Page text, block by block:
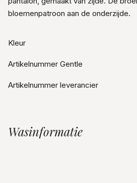
bloemenpatroon aan de onderzijde.
Kleur
Artikelnummer Gentle
Artikelnummer leverancier
Wasinformatie